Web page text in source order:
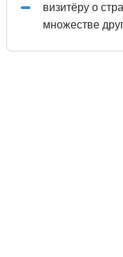
визитёру о
множестве